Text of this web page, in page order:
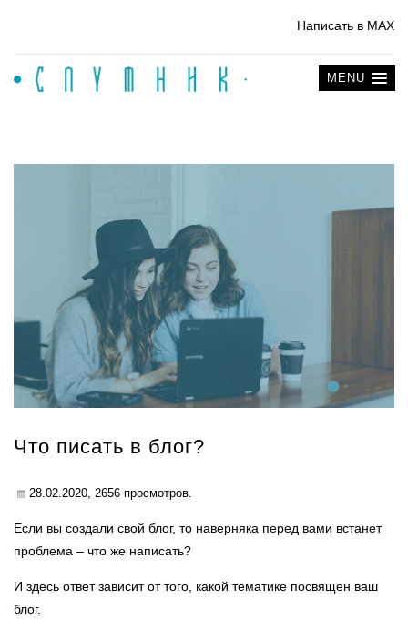
MENU
Написать в MAX
Что писать в блог?
28.02.2020, 2656 просмотров.
Если вы создали свой блог, то наверняка перед вами встанет
проблема – что же написать?
И здесь ответ зависит от того, какой тематике посвящен ваш
блог.